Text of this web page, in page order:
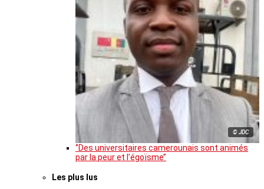
© JDC
‘’Des universitaires camerounais sont animés
par la peur et l’égoïsme’’
Les plus lus